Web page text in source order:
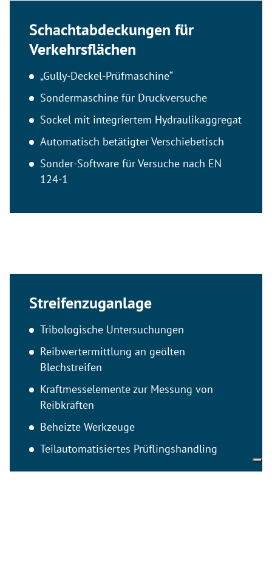
Schachtabdeckungen für
Verkehrsflächen
„Gully-Deckel-Prüfmaschine“
Sondermaschine für Druckversuche
Sockel mit integriertem Hydraulikaggregat
Automatisch betätigter Verschiebetisch
Sonder-Software für Versuche nach EN
124-1
Streifenzuganlage
Tribologische Untersuchungen
Reibwertermittlung an geölten
Blechstreifen
Kraftmesselemente zur Messung von
Reibkräften
Beheizte Werkzeuge
Teilautomatisiertes Prüflingshandling